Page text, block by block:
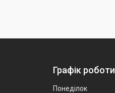
Графік роботи
Понеділок